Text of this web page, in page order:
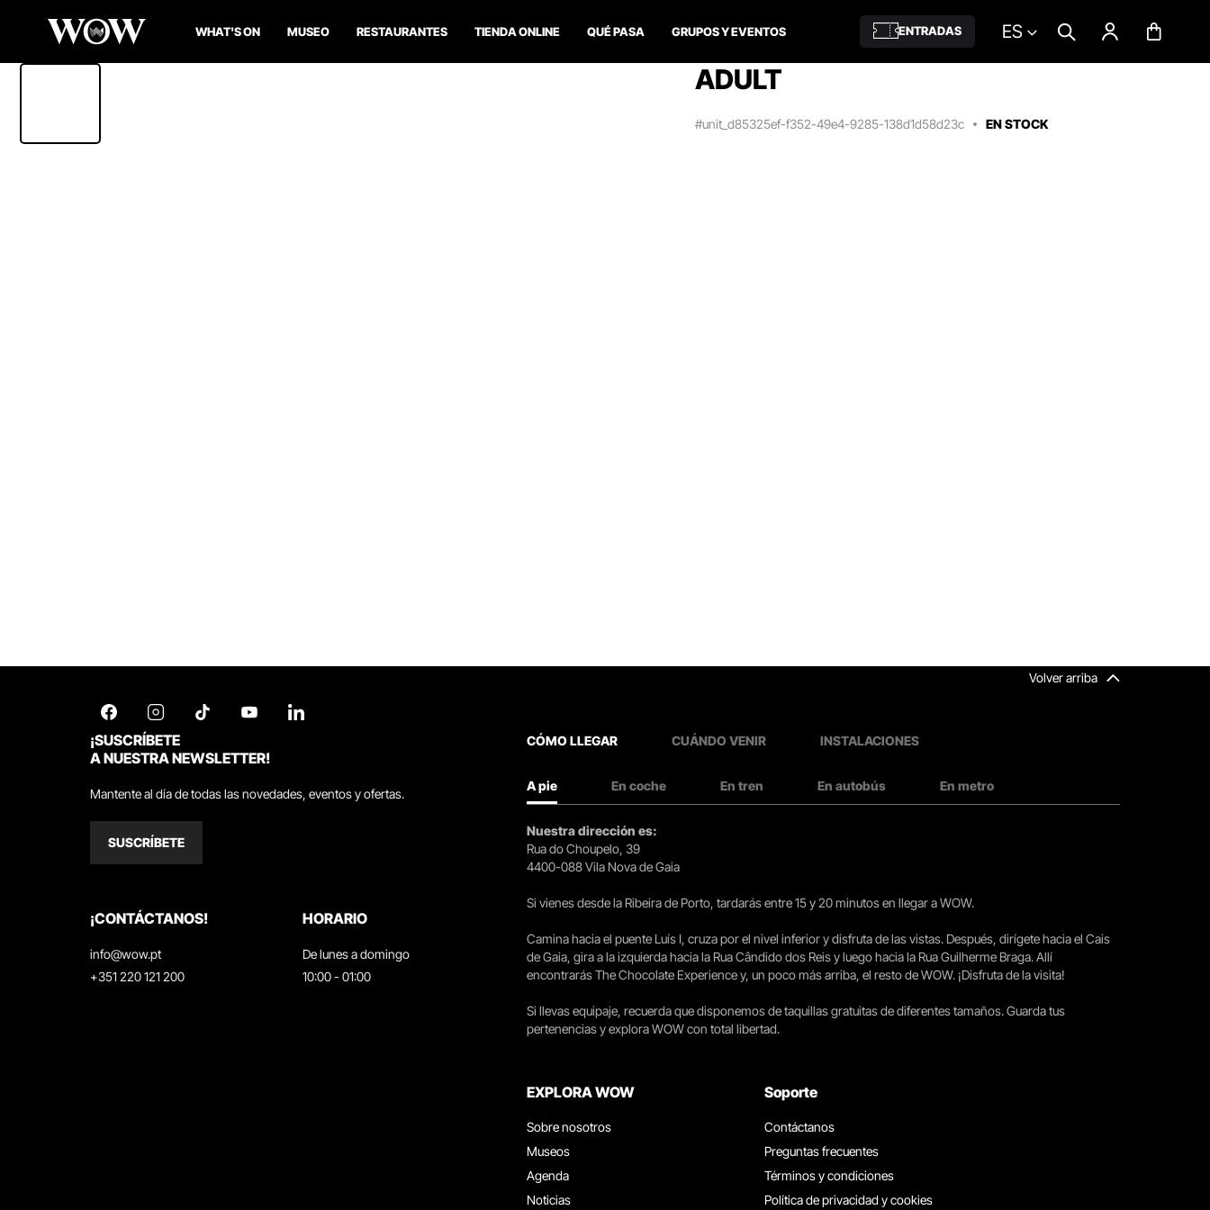
WHAT'S ON MUSEO RESTAURANTES TIENDA ONLINE QUÉ PASA GRUPOS Y EVENTOS ENTRADAS ES
ADULT
#unit_d85325ef-f352-49e4-9285-138d1d58d23c EN STOCK
Volver arriba
¡SUSCRÍBETE
A NUESTRA NEWSLETTER!
Mantente al día de todas las novedades, eventos y ofertas.
SUSCRÍBETE
¡CONTÁCTANOS!
info@wow.pt
+351 220 121 200
HORARIO
De lunes a domingo
10:00 - 01:00
CÓMO LLEGAR CUÁNDO VENIR INSTALACIONES
A pie En coche En tren En autobús En metro
Nuestra dirección es:
Rua do Choupelo, 39
4400-088 Vila Nova de Gaia
Si vienes desde la Ribeira de Porto, tardarás entre 15 y 20 minutos en llegar a WOW.
Camina hacia el puente Luís I, cruza por el nivel inferior y disfruta de las vistas. Después, dirígete hacia el Cais
de Gaia, gira a la izquierda hacia la Rua Cândido dos Reis y luego hacia la Rua Guilherme Braga. Allí
encontrarás The Chocolate Experience y, un poco más arriba, el resto de WOW. ¡Disfruta de la visita!
Si llevas equipaje, recuerda que disponemos de taquillas gratuitas de diferentes tamaños. Guarda tus
pertenencias y explora WOW con total libertad.
EXPLORA WOW
Sobre nosotros
Museos
Agenda
Noticias
Soporte
Contáctanos
Preguntas frecuentes
Términos y condiciones
Política de privacidad y cookies